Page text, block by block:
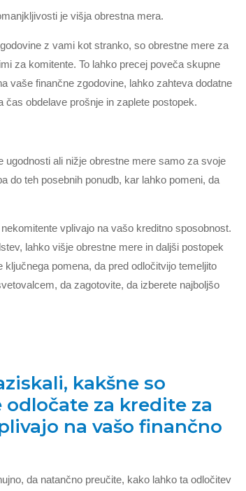
je višja obrestna mera.
z vami kot stranko, so obrestne mere za
za komitente. To lahko precej poveča skupne
vaše finančne zgodovine, lahko zahteva dodatne
obdelave prošnje in zaplete postopek.
ugodnosti ali nižje obrestne mere samo za svoje
do teh posebnih ponudb, kar lahko pomeni, da
vplivajo na vašo kreditno sposobnost.
lahko višje obrestne mere in daljši postopek
pomena, da pred odločitvijo temeljito
da zagotovite, da izberete najboljšo
kakšne so
za kredite za
na vašo finančno
da natančno preučite, kako lahko ta odločitev